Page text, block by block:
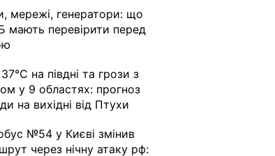
мережі, генератори: що
мають перевірити перед
на півдні та грози з
у 9 областях: прогноз
на вихідні від Птухи
№54 у Києві змінив
через нічну атаку рф: